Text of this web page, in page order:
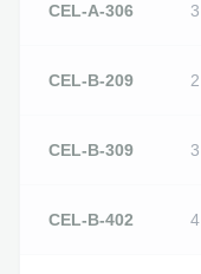
CEL-A-306 3
CEL-B-209 2
CEL-B-309 3
CEL-B-402 4